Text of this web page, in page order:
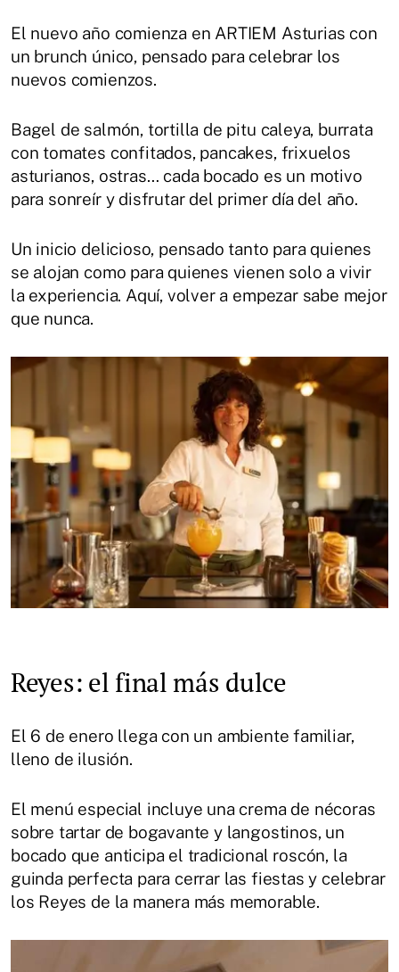
El nuevo año comienza en ARTIEM Asturias con
un brunch único, pensado para celebrar los
nuevos comienzos.
Bagel de salmón, tortilla de pitu caleya, burrata
con tomates confitados, pancakes, frixuelos
asturianos, ostras… cada bocado es un motivo
para sonreír y disfrutar del primer día del año.
Un inicio delicioso, pensado tanto para quienes
se alojan como para quienes vienen solo a vivir
la experiencia. Aquí, volver a empezar sabe mejor
que nunca.
Reyes: el final más dulce
El 6 de enero llega con un ambiente familiar,
lleno de ilusión.
El menú especial incluye una crema de nécoras
sobre tartar de bogavante y langostinos, un
bocado que anticipa el tradicional roscón, la
guinda perfecta para cerrar las fiestas y celebrar
los Reyes de la manera más memorable.